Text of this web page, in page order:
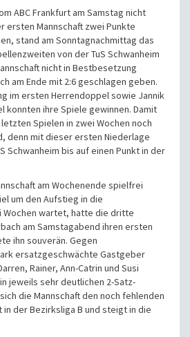
ABC Frankfurt am Samstag nicht
ersten Mannschaft zwei Punkte
stand am Sonntagnachmittag das
von der TuS Schwanheim
nicht in Bestbesetzung
am Ende mit 2:6 geschlagen geben.
im ersten Herrendoppel sowie Jannik
konnten ihre Spiele gewinnen. Damit
Spielen in zwei Wochen noch
denn mit dieser ersten Niederlage
Schwanheim bis auf einen Punkt in der
am Wochenende spielfrei
um den Aufstieg in die
Wochen wartet, hatte die dritte
am Samstagabend ihren ersten
ihn souverän. Gegen
ersatzgeschwächte Gastgeber
Rainer, Ann-Catrin und Susi
jeweils sehr deutlichen 2-Satz-
die Mannschaft den noch fehlenden
der Bezirksliga B und steigt in die